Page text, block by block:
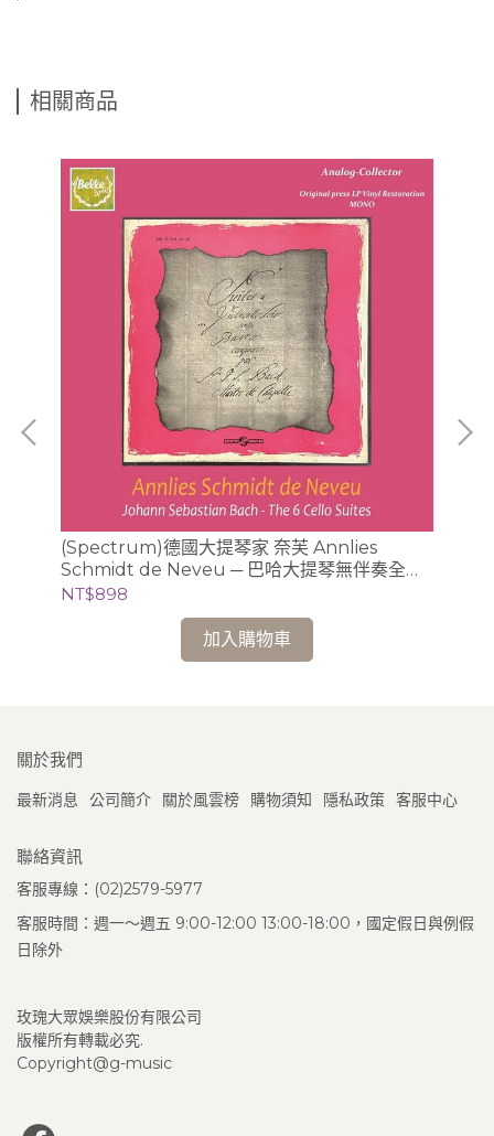
相關商品
(Spectrum)德國大提琴家 奈芙 Annlies
Schmidt de Neveu ─ 巴哈大提琴無伴奏全曲
錄音 2CD (Ducretet-Thomson版)
NT$898
加入購物車
關於我們
最新消息 公司簡介 關於風雲榜 購物須知 隱私政策 客服中心
聯絡資訊
客服專線：(02)2579-5977
客服時間：週一～週五 9:00-12:00 13:00-18:00，國定假日與例假
日除外
玫瑰大眾娛樂股份有限公司
版權所有轉載必究.
Copyright@g-music